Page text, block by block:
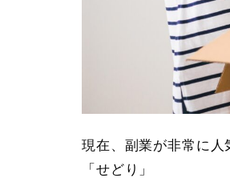
現在、副業が非常に人
「せどり」